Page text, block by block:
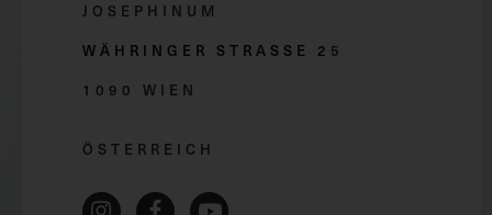
JOSEPHINUM
WÄHRINGER STRASSE 2 5
1090 WIEN
ÖSTERREICH